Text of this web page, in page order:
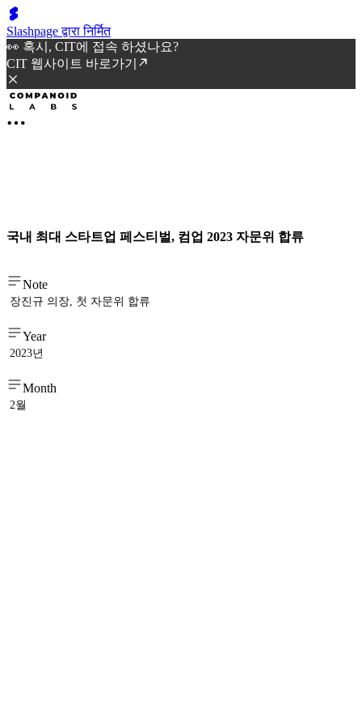
Slashpage द्वारा निर्मित
👀 혹시, CIT에 접속 하셨나요?
CIT 웹사이트 바로가기
국내 최대 스타트업 페스티벌, 컴업 2023 자문위 합류
Note
장진규 의장, 첫 자문위 합류
Year
2023년
Month
2월